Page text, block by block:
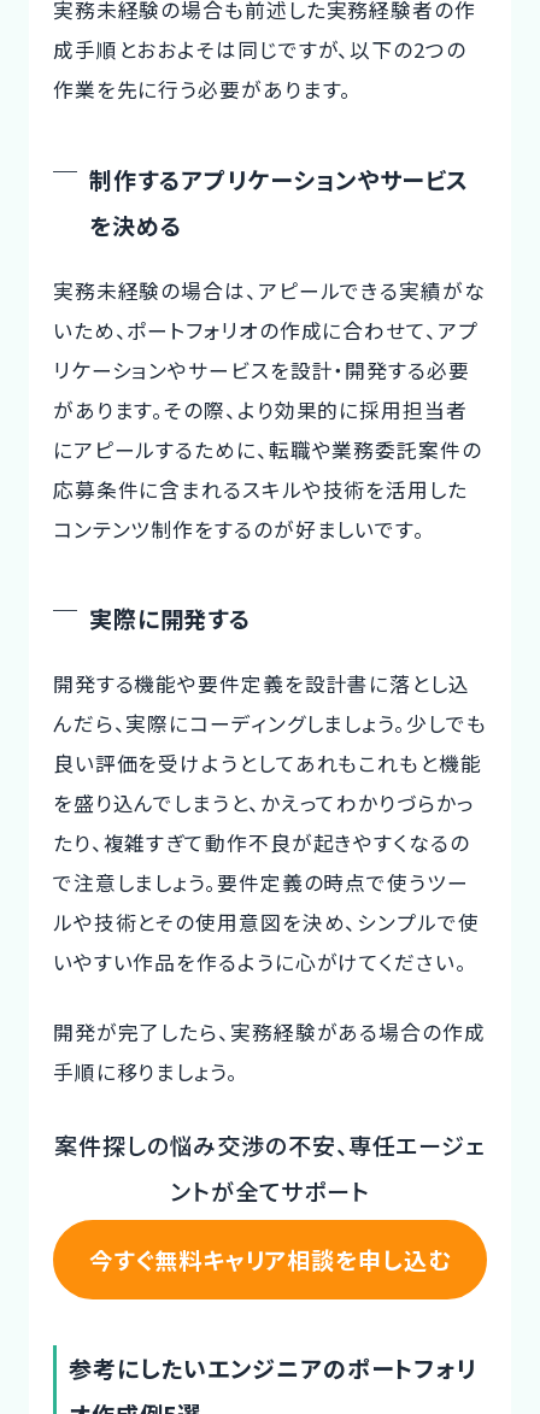
実務未経験の場合も前述した実務経験者の作
成手順とおおよそは同じですが、以下の2つの
作業を先に行う必要があります。
制作するアプリケーションやサービス
を決める
実務未経験の場合は、アピールできる実績がな
いため、ポートフォリオの作成に合わせて、アプ
リケーションやサービスを設計・開発する必要
があります。その際、より効果的に採用担当者
にアピールするために、転職や業務委託案件の
応募条件に含まれるスキルや技術を活用した
コンテンツ制作をするのが好ましいです。
実際に開発する
開発する機能や要件定義を設計書に落とし込
んだら、実際にコーディングしましょう。少しでも
良い評価を受けようとしてあれもこれもと機能
を盛り込んでしまうと、かえってわかりづらかっ
たり、複雑すぎて動作不良が起きやすくなるの
で注意しましょう。要件定義の時点で使うツー
ルや技術とその使用意図を決め、シンプルで使
いやすい作品を作るように心がけてください。
開発が完了したら、実務経験がある場合の作成
手順に移りましょう。
案件探しの悩み交渉の不安、専任エージェ
ントが全てサポート
今すぐ無料キャリア相談を申し込む
参考にしたいエンジニアのポートフォリ